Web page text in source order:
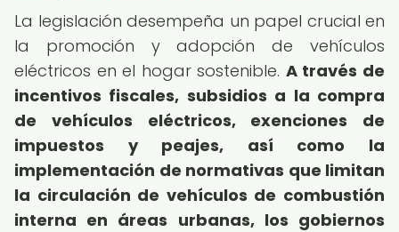
La legislación desempeña un papel crucial en
la promoción y adopción de vehículos
eléctricos en el hogar sostenible. A través de
incentivos fiscales, subsidios a la compra
de vehículos eléctricos, exenciones de
impuestos y peajes, así como la
implementación de normativas que limitan
la circulación de vehículos de combustión
interna en áreas urbanas, los gobiernos